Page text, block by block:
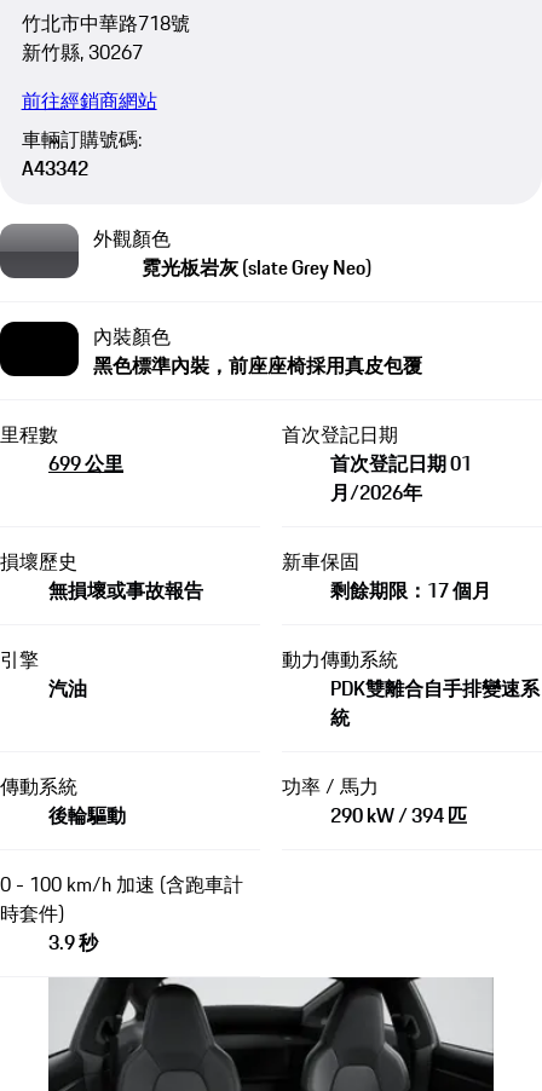
竹北市中華路718號
新竹縣, 30267
前往經銷商網站
車輛訂購號碼:
A43342
外觀顏色
霓光板岩灰 (slate Grey Neo)
內裝顏色
黑色標準內裝，前座座椅採用真皮包覆
里程數
699 公里
首次登記日期
首次登記日期 01
月/2026年
損壞歷史
無損壞或事故報告
新車保固
剩餘期限：17 個月
引擎
汽油
動力傳動系統
PDK雙離合自手排變速系
統
傳動系統
後輪驅動
功率 / 馬力
290 kW / 394 匹
0 - 100 km/h 加速 (含跑車計
時套件)
3.9 秒